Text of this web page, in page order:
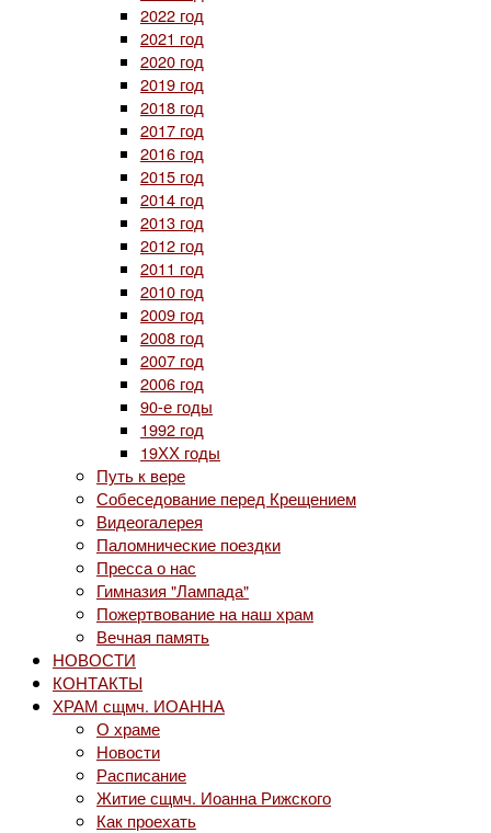
2022 год
2021 год
2020 год
2019 год
2018 год
2017 год
2016 год
2015 год
2014 год
2013 год
2012 год
2011 год
2010 год
2009 год
2008 год
2007 год
2006 год
90-е годы
1992 год
19ХХ годы
Путь к вере
Собеседование перед Крещением
Видеогалерея
Паломнические поездки
Пресса о нас
Гимназия "Лампада"
Пожертвование на наш храм
Вечная память
НОВОСТИ
КОНТАКТЫ
ХРАМ сщмч. ИОАННА
О храме
Новости
Расписание
Житие сщмч. Иоанна Рижского
Как проехать